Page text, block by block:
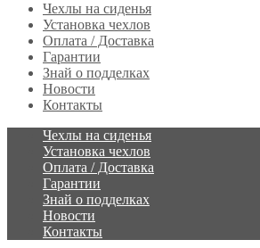
Чехлы на сиденья
Установка чехлов
Оплата / Доставка
Гарантии
Знай о подделках
Новости
Контакты
Чехлы на сиденья
Установка чехлов
Оплата / Доставка
Гарантии
Знай о подделках
Новости
Контакты